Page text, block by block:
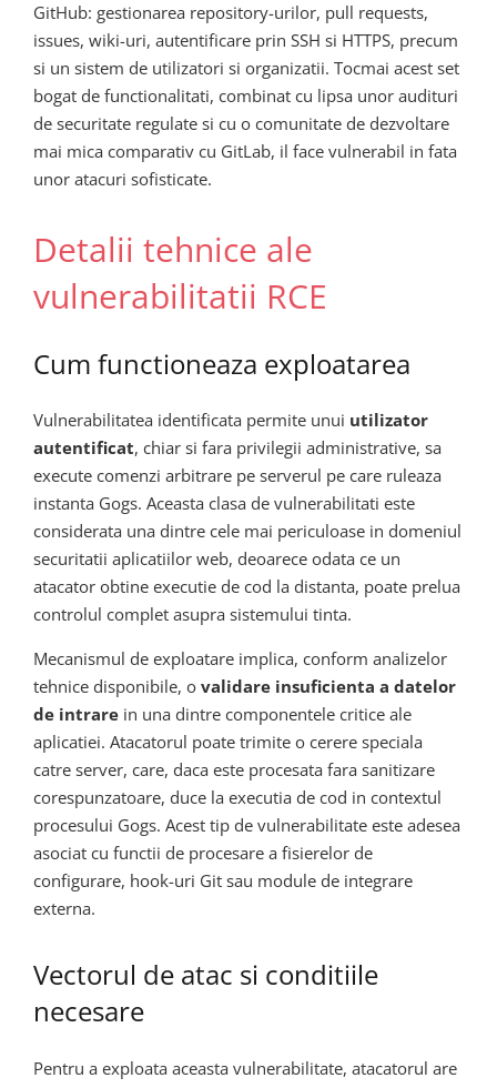
GitHub: gestionarea repository-urilor, pull requests,
issues, wiki-uri, autentificare prin SSH si HTTPS, precum
si un sistem de utilizatori si organizatii. Tocmai acest set
bogat de functionalitati, combinat cu lipsa unor audituri
de securitate regulate si cu o comunitate de dezvoltare
mai mica comparativ cu GitLab, il face vulnerabil in fata
unor atacuri sofisticate.
Detalii tehnice ale
vulnerabilitatii RCE
Cum functioneaza exploatarea
Vulnerabilitatea identificata permite unui utilizator
autentificat, chiar si fara privilegii administrative, sa
execute comenzi arbitrare pe serverul pe care ruleaza
instanta Gogs. Aceasta clasa de vulnerabilitati este
considerata una dintre cele mai periculoase in domeniul
securitatii aplicatiilor web, deoarece odata ce un
atacator obtine executie de cod la distanta, poate prelua
controlul complet asupra sistemului tinta.
Mecanismul de exploatare implica, conform analizelor
tehnice disponibile, o validare insuficienta a datelor
de intrare in una dintre componentele critice ale
aplicatiei. Atacatorul poate trimite o cerere speciala
catre server, care, daca este procesata fara sanitizare
corespunzatoare, duce la executia de cod in contextul
procesului Gogs. Acest tip de vulnerabilitate este adesea
asociat cu functii de procesare a fisierelor de
configurare, hook-uri Git sau module de integrare
externa.
Vectorul de atac si conditiile
necesare
Pentru a exploata aceasta vulnerabilitate, atacatorul are